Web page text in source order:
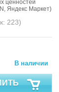
ценностей
Яндекс Маркет)
223)
В наличии